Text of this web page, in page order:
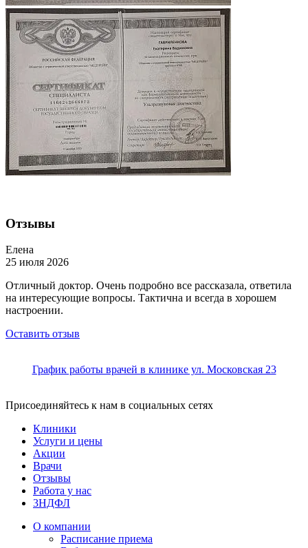
Отзывы
Елена
25 июля 2026
Отличный доктор. Очень подробно все рассказала, ответила
на интересующие вопросы. Тактична и всегда в хорошем
настроении.
Оставить отзыв
График работы врачей в клинике ул. Московская 23
Присоединяйтесь к нам в социальных сетях
Клиники
Услуги и цены
Акции
Врачи
Отзывы
Работа у нас
3НДФЛ
О компании
Расписание приема